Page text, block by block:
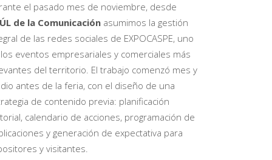
el pasado mes de noviembre, desde
de la Comunicación asumimos la gestión
de las redes sociales de EXPOCASPE, uno
eventos empresariales y comerciales más
del territorio. El trabajo comenzó mes y
antes de la feria, con el diseño de una
de contenido previa: planificación
calendario de acciones, programación de
y generación de expectativa para
y visitantes.